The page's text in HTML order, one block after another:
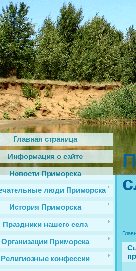
Главная страница
Информация о сайте
Новости Приморска
люди Приморска
История Приморска
Праздники нашего села
Организации Приморска
Религиозные конфессии